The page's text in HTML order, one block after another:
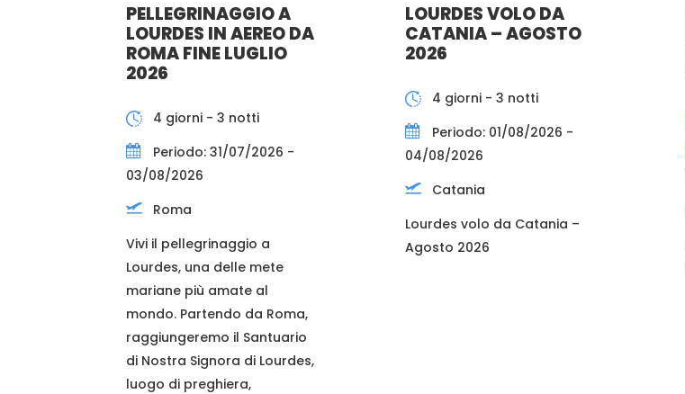
PELLEGRINAGGIO A
LOURDES IN AEREO DA
ROMA FINE LUGLIO
2026
4 giorni - 3 notti
Periodo: 31/07/2026 -
03/08/2026
Roma
Vivi il pellegrinaggio a
Lourdes, una delle mete
mariane più amate al
mondo. Partendo da Roma,
raggiungeremo il Santuario
di Nostra Signora di Lourdes,
luogo di preghiera,
LOURDES VOLO DA
CATANIA – AGOSTO
2026
4 giorni - 3 notti
Periodo: 01/08/2026 -
04/08/2026
Catania
Lourdes volo da Catania –
Agosto 2026